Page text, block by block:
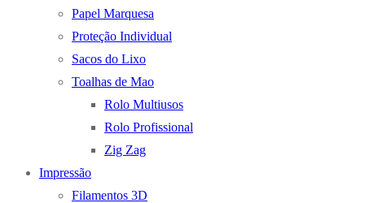
Papel Marquesa
Proteção Individual
Sacos do Lixo
Toalhas de Mao
Rolo Multiusos
Rolo Profissional
Zig Zag
Impressão
Filamentos 3D